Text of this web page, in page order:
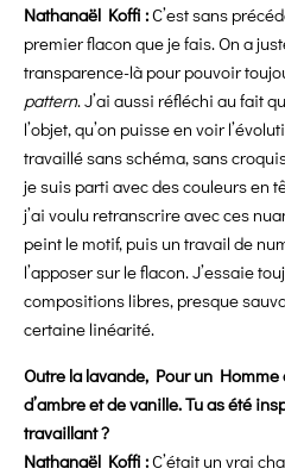
Nathanaël Koffi :C’est sans
premier flacon que je fais. On a
transparence-là pour pouvoir
pattern. J’ai aussi réfléchi au fait
l’objet, qu’on puisse en voir
travaillé sans schéma, sans
je suis parti avec des couleurs en
j’ai voulu retranscrire avec ces
peint le motif, puis un travail de
l’apposer sur le flacon. J’essaie
compositions libres, presque
certaine linéarité.
Outre la lavande, Pour un Homme
d’ambre et de vanille. Tu as été
travaillant ?
Nathanaël Koffi :C’était un vrai